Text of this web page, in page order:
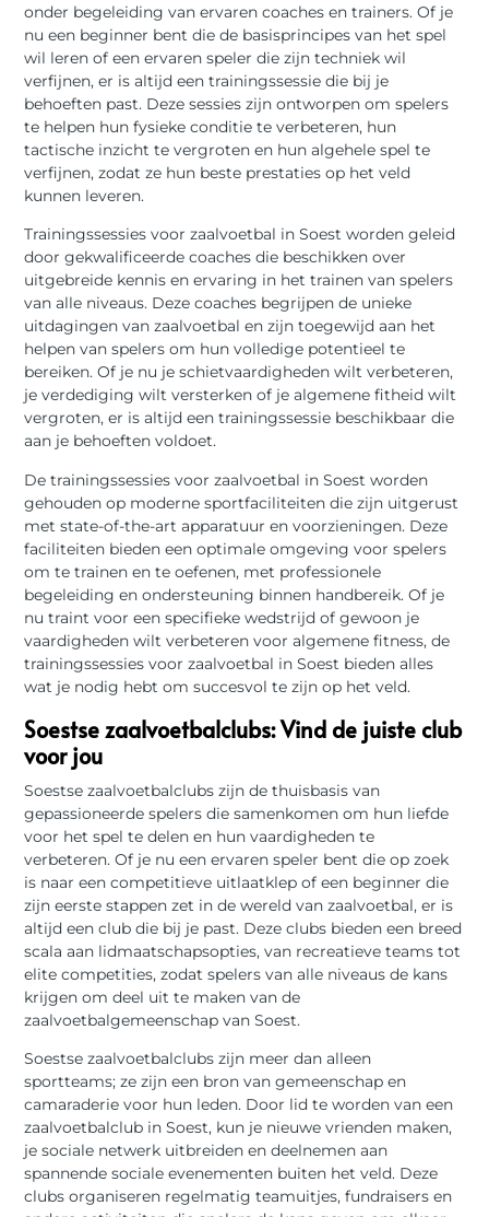
onder begeleiding van ervaren coaches en trainers. Of je
nu een beginner bent die de basisprincipes van het spel
wil leren of een ervaren speler die zijn techniek wil
verfijnen, er is altijd een trainingssessie die bij je
behoeften past. Deze sessies zijn ontworpen om spelers
te helpen hun fysieke conditie te verbeteren, hun
tactische inzicht te vergroten en hun algehele spel te
verfijnen, zodat ze hun beste prestaties op het veld
kunnen leveren.
Trainingssessies voor zaalvoetbal in Soest worden geleid
door gekwalificeerde coaches die beschikken over
uitgebreide kennis en ervaring in het trainen van spelers
van alle niveaus. Deze coaches begrijpen de unieke
uitdagingen van zaalvoetbal en zijn toegewijd aan het
helpen van spelers om hun volledige potentieel te
bereiken. Of je nu je schietvaardigheden wilt verbeteren,
je verdediging wilt versterken of je algemene fitheid wilt
vergroten, er is altijd een trainingssessie beschikbaar die
aan je behoeften voldoet.
De trainingssessies voor zaalvoetbal in Soest worden
gehouden op moderne sportfaciliteiten die zijn uitgerust
met state-of-the-art apparatuur en voorzieningen. Deze
faciliteiten bieden een optimale omgeving voor spelers
om te trainen en te oefenen, met professionele
begeleiding en ondersteuning binnen handbereik. Of je
nu traint voor een specifieke wedstrijd of gewoon je
vaardigheden wilt verbeteren voor algemene fitness, de
trainingssessies voor zaalvoetbal in Soest bieden alles
wat je nodig hebt om succesvol te zijn op het veld.
Soestse zaalvoetbalclubs: Vind de juiste club
voor jou
Soestse zaalvoetbalclubs zijn de thuisbasis van
gepassioneerde spelers die samenkomen om hun liefde
voor het spel te delen en hun vaardigheden te
verbeteren. Of je nu een ervaren speler bent die op zoek
is naar een competitieve uitlaatklep of een beginner die
zijn eerste stappen zet in de wereld van zaalvoetbal, er is
altijd een club die bij je past. Deze clubs bieden een breed
scala aan lidmaatschapsopties, van recreatieve teams tot
elite competities, zodat spelers van alle niveaus de kans
krijgen om deel uit te maken van de
zaalvoetbalgemeenschap van Soest.
Soestse zaalvoetbalclubs zijn meer dan alleen
sportteams; ze zijn een bron van gemeenschap en
camaraderie voor hun leden. Door lid te worden van een
zaalvoetbalclub in Soest, kun je nieuwe vrienden maken,
je sociale netwerk uitbreiden en deelnemen aan
spannende sociale evenementen buiten het veld. Deze
clubs organiseren regelmatig teamuitjes, fundraisers en